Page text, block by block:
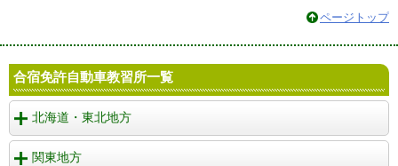
ページトップ
合宿免許自動車教習所一覧
北海道・東北地方
関東地方